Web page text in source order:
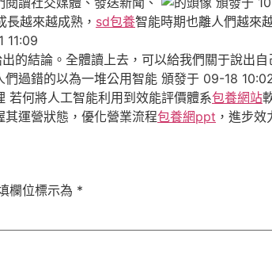
越來越成熟， sd包養智能時期也離人們越來
11:09
的結論。全體讀上去，可以給我們關于說出
過錯的以為一堆公用智能 頒發于 09-18
若何將人工智能利用到效能評價體系包養網站
其運營狀態，優化營業流程包養網ppt ，進步
欄位標示為 *